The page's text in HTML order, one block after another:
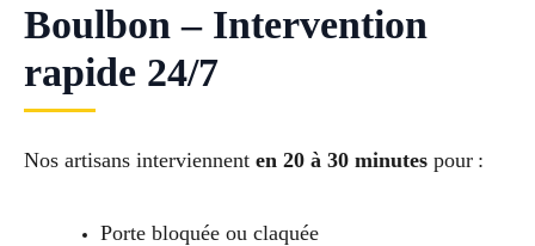
Boulbon – Intervention
rapide 24/7
Nos artisans interviennent en 20 à 30 minutes pour :
Porte bloquée ou claquée